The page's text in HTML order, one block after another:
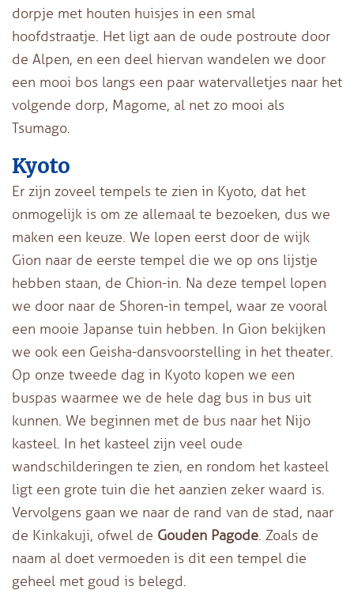
dorpje met houten huisjes in een smal
hoofdstraatje. Het ligt aan de oude postroute door
de Alpen, en een deel hiervan wandelen we door
een mooi bos langs een paar watervalletjes naar het
volgende dorp, Magome, al net zo mooi als
Tsumago.
Kyoto
Er zijn zoveel tempels te zien in Kyoto, dat het
onmogelijk is om ze allemaal te bezoeken, dus we
maken een keuze. We lopen eerst door de wijk
Gion naar de eerste tempel die we op ons lijstje
hebben staan, de Chion-in. Na deze tempel lopen
we door naar de Shoren-in tempel, waar ze vooral
een mooie Japanse tuin hebben. In Gion bekijken
we ook een Geisha-dansvoorstelling in het theater.
Op onze tweede dag in Kyoto kopen we een
buspas waarmee we de hele dag bus in bus uit
kunnen. We beginnen met de bus naar het Nijo
kasteel. In het kasteel zijn veel oude
wandschilderingen te zien, en rondom het kasteel
ligt een grote tuin die het aanzien zeker waard is.
Vervolgens gaan we naar de rand van de stad, naar
de Kinkakuji, ofwel de Gouden Pagode. Zoals de
naam al doet vermoeden is dit een tempel die
geheel met goud is belegd.